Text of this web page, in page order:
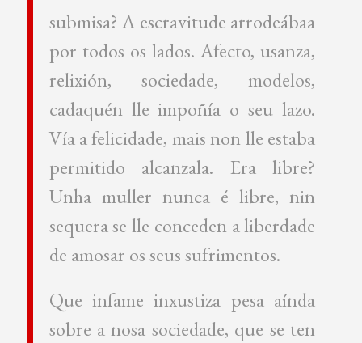
submisa? A escravitude arrodeábaa
por todos os lados. Afecto, usanza,
relixión, sociedade, modelos,
cadaquén lle impoñía o seu lazo.
Vía a felicidade, mais non lle estaba
permitido alcanzala. Era libre?
Unha muller nunca é libre, nin
sequera se lle conceden a liberdade
de amosar os seus sufrimentos.
Que infame inxustiza pesa aínda
sobre a nosa sociedade, que se ten